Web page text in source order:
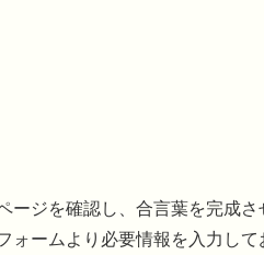
ージを確認し、合言葉を完成さ
ォームより必要情報を入力して